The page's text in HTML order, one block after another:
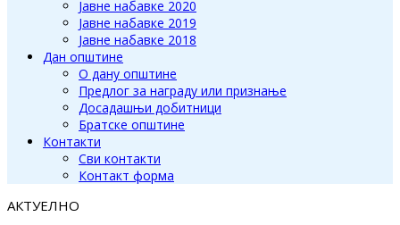
Јавне набавке 2020
Јавне набавке 2019
Јавне набавке 2018
Дан општине
О дану општине
Предлог за награду или признање
Досадашњи добитници
Братске општине
Контакти
Сви контакти
Контакт форма
АКТУЕЛНО